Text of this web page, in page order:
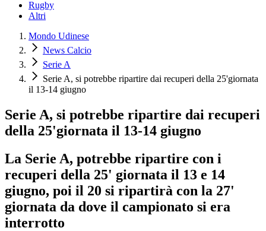
Rugby
Altri
Mondo Udinese
News Calcio
Serie A
Serie A, si potrebbe ripartire dai recuperi della 25'giornata
il 13-14 giugno
Serie A, si potrebbe ripartire dai recuperi
della 25'giornata il 13-14 giugno
La Serie A, potrebbe ripartire con i
recuperi della 25' giornata il 13 e 14
giugno, poi il 20 si ripartirà con la 27'
giornata da dove il campionato si era
interrotto